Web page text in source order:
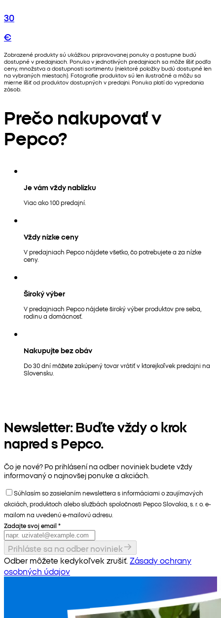
30
€
Zobrazené produkty sú ukážkou pripravovanej ponuky a postupne budú
dostupné v predajniach. Ponuka v jednotlivých predajniach sa môže líšiť podľa
ceny, množstva a dostupnosti sortimentu (niektoré položky budú dostupné len
na vybraných miestach). Fotografie produktov sú len ilustračné a môžu sa
mierne líšiť od produktov dostupných v predajni. Ponuka platí do vypredania
zásob.
Prečo nakupovať v
Pepco?
Je vám vždy nablízku
Viac ako 100 predajní.
Vždy nízke ceny
V predajniach Pepco nájdete všetko, čo potrebujete a za nízke
ceny.
Široký výber
V predajniach Pepco nájdete široký výber produktov pre seba,
rodinu a domácnosť.
Nakupujte bez obáv
Do 30 dní môžete zakúpený tovar vrátiť v ktorejkoľvek predajni na
Slovensku.
Newsletter: Buďte vždy o krok
napred s Pepco.
Čo je nové? Po prihlásení na odber noviniek budete vždy
informovaný o najnovšej ponuke a akciách.
Súhlasím so zasielaním newslettera s informáciami o zaujímavých
akciách, produktoch alebo službách spoločnosti Pepco Slovakia, s. r. o. e-
mailom na uvedenú e-mailovú adresu.
Zadajte svoj email *
Prihláste sa na odber noviniek
Odber môžete kedykoľvek zrušiť. Zásady ochrany
osobných údajov